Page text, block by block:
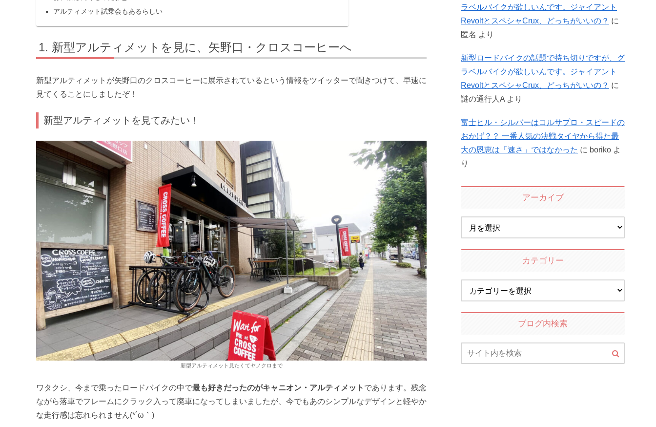
アルティメット試乗会もあるらしい
新型アルティメットを見に、矢野口・クロスコーヒーへ
新型アルティメットが矢野口のクロスコーヒーに展示されているという情報をツイッターで聞きつけて、早速に
見てくることにしましたぞ！
新型アルティメットを見てみたい！
新型アルティメット見たくてヤノクロまで
ワタクシ、今まで乗ったロードバイクの中で最も好きだったのがキャニオン・アルティメット であります。残念
ながら落車でフレームにクラック入って廃車になってしまいましたが、今でもあのシンプルなデザインと軽やか
な走行感は忘れられません(*´ω｀)
ラベルバイクが欲しいんです。ジャイアント
RevoltとスペシャCrux、どっちがいいの？ に
匿名 より
新型ロードバイクの話題で持ち切りですが、グ
ラベルバイクが欲しいんです。ジャイアント
RevoltとスペシャCrux、どっちがいいの？ に
謎の通行人A より
富士ヒル・シルバーはコルサプロ・スピードの
おかげ？？ 一番人気の決戦タイヤから得た最
大の恩恵は「速さ」ではなかった に boriko よ
り
アーカイブ
カテゴリー
ブログ内検索